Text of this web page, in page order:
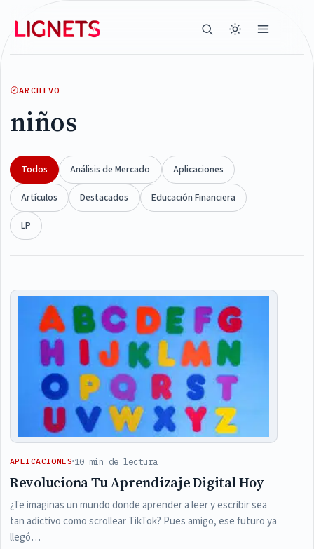
ARCHIVO
niños
Todos Análisis de Mercado
Aplicaciones
Artículos
Destacados
Educación Financiera
LP
Articles
APLICACIONES 10 min de lectura
Revoluciona Tu Aprendizaje Digital Hoy
¿Te imaginas un mundo donde aprender a leer y escribir sea
tan adictivo como scrollear TikTok? Pues amigo, ese futuro ya
llegó…